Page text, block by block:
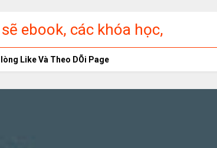
ebook, các khóa học,
phí
Like Và Theo DÕi Page